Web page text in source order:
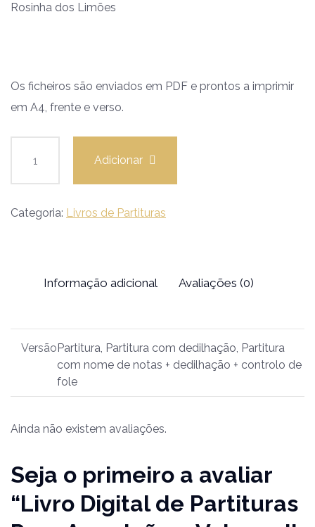
Rosinha dos Limões
Os ficheiros são enviados em PDF e prontos a imprimir
em A4, frente e verso.
Adicionar
Categoria: Livros de Partituras
Informação adicional Avaliações (0)
VersãoPartitura, Partitura com dedilhação, Partitura
com nome de notas + dedilhação + controlo de
fole
Ainda não existem avaliações.
Seja o primeiro a avaliar
“Livro Digital de Partituras